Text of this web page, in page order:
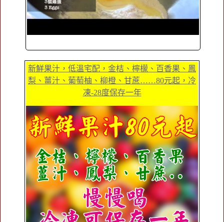
新鮮果汁，低溫宅配，金桔、檸檬、百香果、鳳
梨、薑汁、葡萄柚、柳橙、甘蔗……80元起，冷
凍-28度保存一年